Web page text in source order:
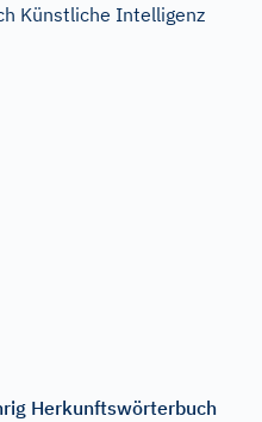
Künstliche Intelligenz
Herkunftswörterbuch